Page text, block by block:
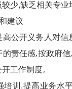
,缺乏相关专业
建议
开义务人对信
的责任感,按政府
工作制度。
训,提高业务水平